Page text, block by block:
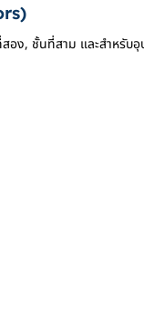
อง, ชั้นที่สาม และสำหรับ